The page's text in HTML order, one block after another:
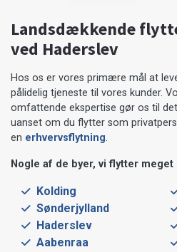
Landsdækkende
ved Haderslev
Hos os er vores primære mål at
pålidelig tjeneste til vores kunder.
omfattende ekspertise gør os til
uanset om du flytter som
en erhvervsflytning.
Nogle af de byer, vi flytter meget
Kolding
Sønderjylland
Haderslev
Aabenraa